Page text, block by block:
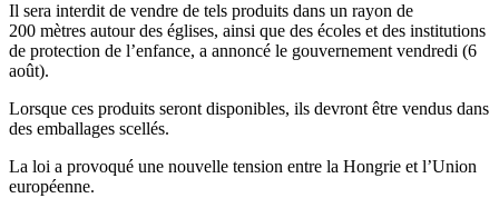
Il sera interdit de vendre de tels produits dans un rayon de
200 mètres autour des églises, ainsi que des écoles et des institutions
de protection de l’enfance, a annoncé le gouvernement vendredi (6
août).
Lorsque ces produits seront disponibles, ils devront être vendus dans
des emballages scellés.
La loi a provoqué une nouvelle tension entre la Hongrie et l’Union
européenne.